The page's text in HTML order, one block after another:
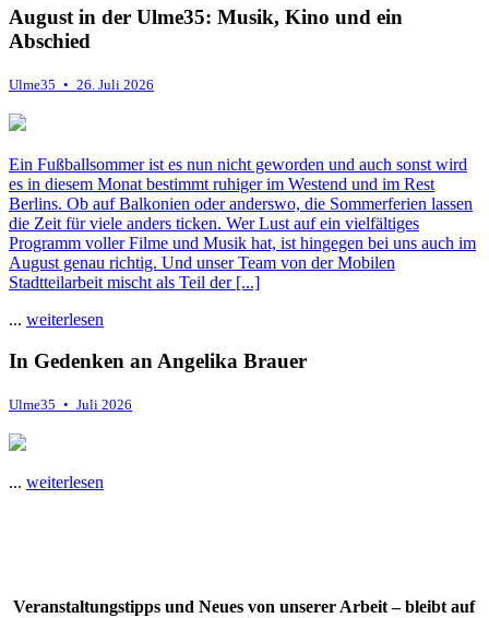
August in der Ulme35: Musik, Kino und ein
Abschied
Ulme35 • 26. Juli 2026
Ein Fußballsommer ist es nun nicht geworden und auch sonst wird
es in diesem Monat bestimmt ruhiger im Westend und im Rest
Berlins. Ob auf Balkonien oder anderswo, die Sommerferien lassen
die Zeit für viele anders ticken. Wer Lust auf ein vielfältiges
Programm voller Filme und Musik hat, ist hingegen bei uns auch im
August genau richtig. Und unser Team von der Mobilen
Stadtteilarbeit mischt als Teil der [...]
... weiterlesen
In Gedenken an Angelika Brauer
Ulme35 • Juli 2026
... weiterlesen
Veranstaltungstipps und Neues von unserer Arbeit – bleibt auf